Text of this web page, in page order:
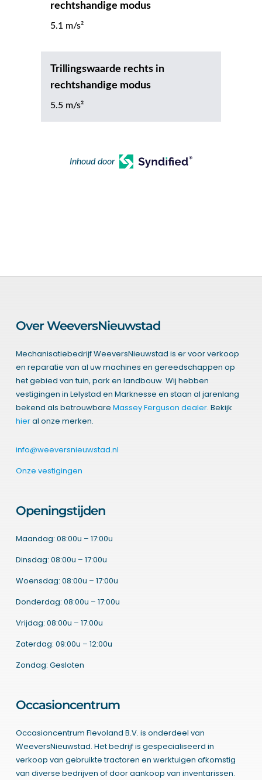
rechtshandige modus
5.1 m/s²
Trillingswaarde rechts in
rechtshandige modus
5.5 m/s²
Inhoud door
Over WeeversNieuwstad
Mechanisatiebedrijf WeeversNieuwstad is er voor verkoop
en reparatie van al uw machines en gereedschappen op
het gebied van tuin, park en landbouw. Wij hebben
vestigingen in Lelystad en Marknesse en staan al jarenlang
bekend als betrouwbare Massey Ferguson dealer. Bekijk
hieral onze merken.
info@weeversnieuwstad.nl
Onze vestigingen
Openingstijden
Maandag: 08:00u – 17:00u
Dinsdag: 08:00u – 17:00u
Woensdag: 08:00u – 17:00u
Donderdag: 08:00u – 17:00u
Vrijdag: 08:00u – 17:00u
Zaterdag: 09:00u – 12:00u
Zondag: Gesloten
Occasioncentrum
Occasioncentrum Flevoland B.V. is onderdeel van
WeeversNieuwstad. Het bedrijf is gespecialiseerd in
verkoop van gebruikte tractoren en werktuigen afkomstig
van diverse bedrijven of door aankoop van inventarissen.